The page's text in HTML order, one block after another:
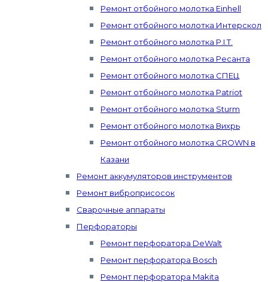
Ремонт отбойного молотка Einhell
Ремонт отбойного молотка Интерскол
Ремонт отбойного молотка P.I.T.
Ремонт отбойного молотка Ресанта
Ремонт отбойного молотка СПЕЦ
Ремонт отбойного молотка Patriot
Ремонт отбойного молотка Sturm
Ремонт отбойного молотка Вихрь
Ремонт отбойного молотка CROWN в
Казани
Ремонт аккумуляторов инструментов
Ремонт виброприсосок
Сварочные аппараты
Перфораторы
Ремонт перфоратора DeWalt
Ремонт перфоратора Bosch
Ремонт перфоратора Makita